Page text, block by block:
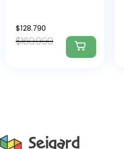
$160.990
$128.790